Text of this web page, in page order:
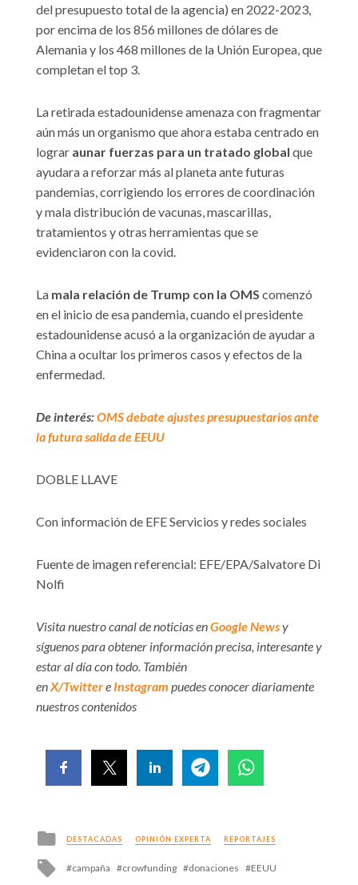
del presupuesto total de la agencia) en 2022-2023,
por encima de los 856 millones de dólares de
Alemania y los 468 millones de la Unión Europea, que
completan el top 3.
La retirada estadounidense amenaza con fragmentar
aún más un organismo que ahora estaba centrado en
lograr aunar fuerzas para un tratado global que
ayudara a reforzar más al planeta ante futuras
pandemias, corrigiendo los errores de coordinación
y mala distribución de vacunas, mascarillas,
tratamientos y otras herramientas que se
evidenciaron con la covid.
La mala relación de Trump con la OMS comenzó
en el inicio de esa pandemia, cuando el presidente
estadounidense acusó a la organización de ayudar a
China a ocultar los primeros casos y efectos de la
enfermedad.
De interés:OMS debate ajustes presupuestarios ante
la futura salida de EEUU
DOBLE LLAVE
Con información de EFE Servicios y redes sociales
Fuente de imagen referencial: EFE/EPA/Salvatore Di
Nolfi
Visita nuestro canal de noticias enGoogle Newsy
síguenos para obtener información precisa, interesante y
estar al día con todo. También
enX/Twittere Instagram puedes conocer diariamente
nuestros contenidos
Posted
in
DESTACADAS OPINIÓN EXPERTA REPORTAJES
Tagged
campaña crowfunding donaciones
EEUU